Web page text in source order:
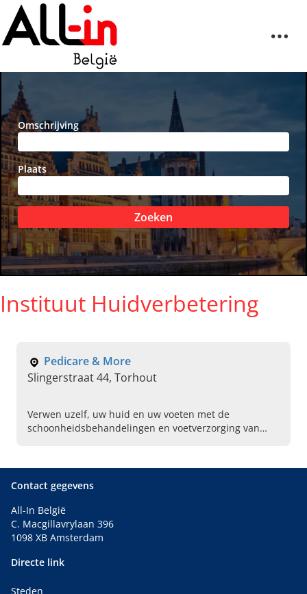
Omschrijving
Plaats
Zoeken
Instituut Huidverbetering
Pedicare & More
Slingerstraat 44, Torhout
Verwen uzelf, uw huid en uw voeten met de
schoonheidsbehandelingen en voetverzorging van
Contact gegevens
All-In België
C. Macgillavrylaan 396
1098 XB Amsterdam
Directe link
Steden